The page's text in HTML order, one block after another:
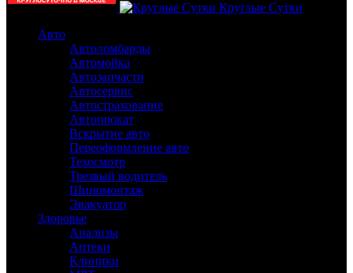
Круглые Сутки
Авто
Автоломбарды
Автомойка
Автозапчасти
Автосервис
Автострахование
Автопрокат
Вскрытие авто
Переоформление авто
Техосмотр
Трезвый водитель
Шиномонтаж
Эвакуатор
Здоровье
Анализы
Аптеки
Клиники